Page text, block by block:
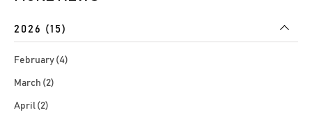
2026 (15)
February (4)
March (2)
April (2)